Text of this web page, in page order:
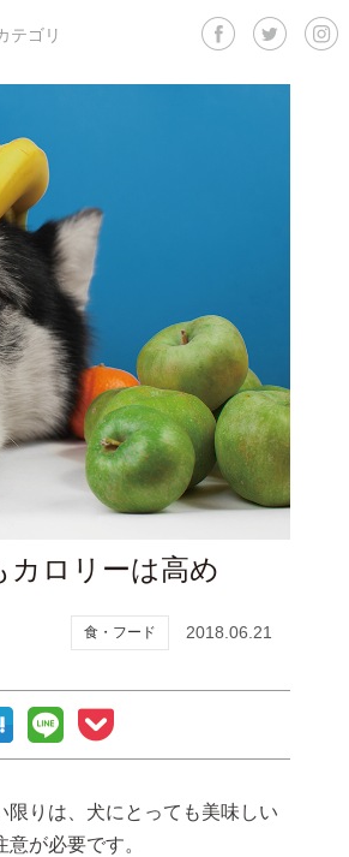
テゴリ
カロリーは高め
食・フード 2018.06.21
りは、犬にとっても美味しい
が必要です。